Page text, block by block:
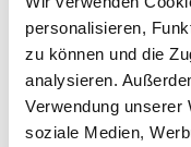
personalisieren,
zu können und die
analysieren.
Verwendung unserer
soziale Medien,
VERKAUFT